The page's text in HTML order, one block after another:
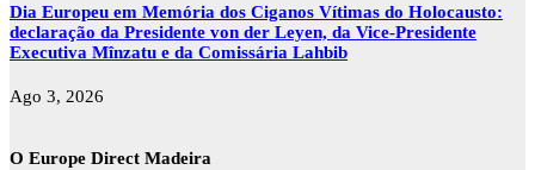
Dia Europeu em Memória dos Ciganos Vítimas do Holocausto:
declaração da Presidente von der Leyen, da Vice-Presidente
Executiva Mînzatu e da Comissária Lahbib
Ago 3, 2026
O Europe Direct Madeira